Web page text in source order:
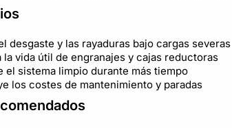
desgaste y las rayaduras bajo cargas severas
la vida útil de engranajes y cajas reductoras
el sistema limpio durante más tiempo
los costes de mantenimiento y paradas